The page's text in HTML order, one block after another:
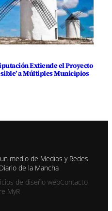
Extiende el Proyecto
a Múltiples Municipios
medio de Medios y Redes
de la Mancha
de diseño webContacto
MyR